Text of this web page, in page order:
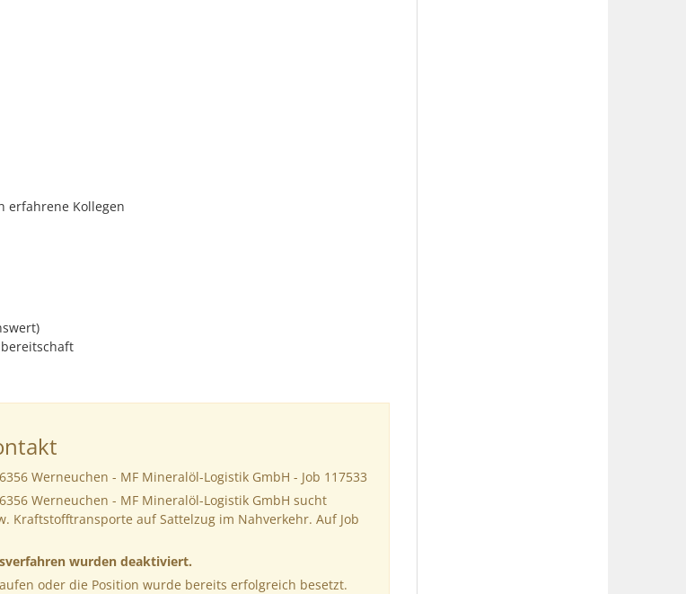
erfahrene Kollegen
Werneuchen - MF Mineralöl-Logistik GmbH - Job 117533
Werneuchen - MF Mineralöl-Logistik GmbH sucht
Kraftstofftransporte auf Sattelzug im Nahverkehr. Auf Job
wurden deaktiviert.
oder die Position wurde bereits erfolgreich besetzt.